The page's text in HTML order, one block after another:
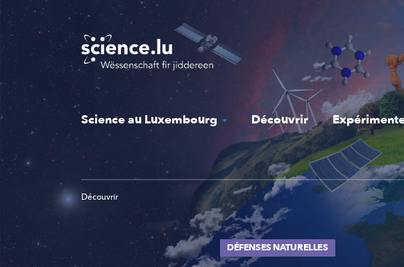
Skip
to
main
content
Science au Luxembourg Découvrir
Découvrir
DÉFENSES NATURELLES